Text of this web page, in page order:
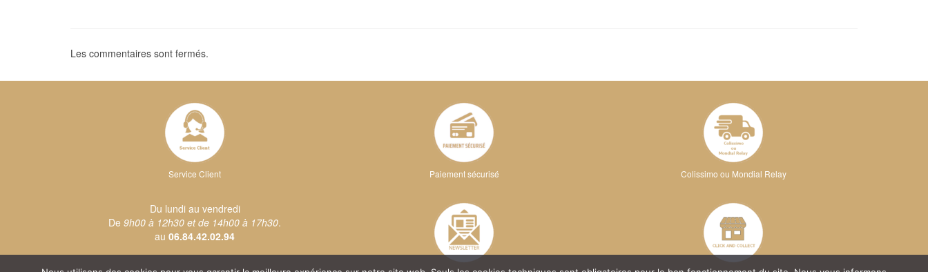
Les commentaires sont fermés.
Service Client
Du lundi au vendredi
De 9h00 à 12h30 et de 14h00 à 17h30.
au 06.84.42.02.94
Paiement sécurisé Colissimo ou Mondial Relay